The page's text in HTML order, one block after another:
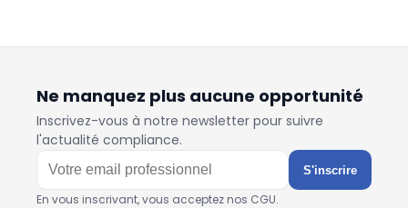
Ne manquez plus aucune opportunité
Inscrivez-vous à notre newsletter pour suivre
l'actualité compliance.
S'inscrire
En vous inscrivant, vous acceptez nos CGU.